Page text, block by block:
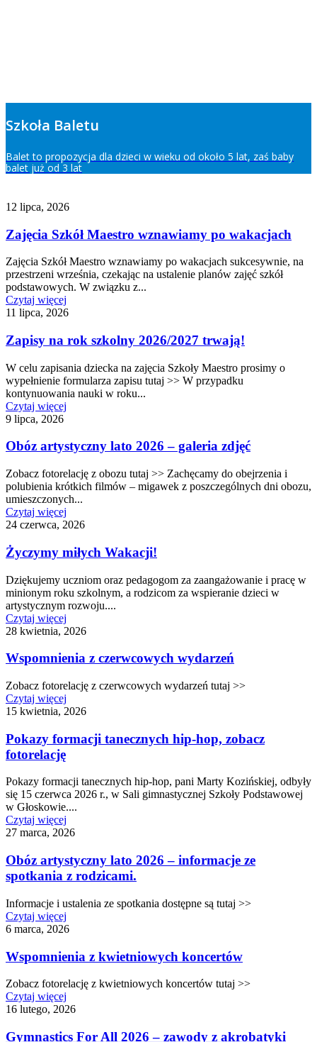
Szkoła Baletu
Balet to propozycja dla dzieci w wieku od około 5 lat, zaś baby
balet już od 3 lat
12 lipca, 2026
Zajęcia Szkół Maestro wznawiamy po wakacjach
Zajęcia Szkół Maestro wznawiamy po wakacjach sukcesywnie, na
przestrzeni września, czekając na ustalenie planów zajęć szkół
podstawowych. W związku z...
Czytaj więcej
11 lipca, 2026
Zapisy na rok szkolny 2026/2027 trwają!
W celu zapisania dziecka na zajęcia Szkoły Maestro prosimy o
wypełnienie formularza zapisu tutaj >> W przypadku
kontynuowania nauki w roku...
Czytaj więcej
9 lipca, 2026
Obóz artystyczny lato 2026 – galeria zdjęć
Zobacz fotorelację z obozu tutaj >> Zachęcamy do obejrzenia i
polubienia krótkich filmów – migawek z poszczególnych dni obozu,
umieszczonych...
Czytaj więcej
24 czerwca, 2026
Życzymy miłych Wakacji!
Dziękujemy uczniom oraz pedagogom za zaangażowanie i pracę w
minionym roku szkolnym, a rodzicom za wspieranie dzieci w
artystycznym rozwoju....
Czytaj więcej
28 kwietnia, 2026
Wspomnienia z czerwcowych wydarzeń
Zobacz fotorelację z czerwcowych wydarzeń tutaj >>
Czytaj więcej
15 kwietnia, 2026
Pokazy formacji tanecznych hip-hop, zobacz
fotorelację
Pokazy formacji tanecznych hip-hop, pani Marty Kozińskiej, odbyły
się 15 czerwca 2026 r., w Sali gimnastycznej Szkoły Podstawowej
w Głoskowie....
Czytaj więcej
27 marca, 2026
Obóz artystyczny lato 2026 – informacje ze
spotkania z rodzicami.
Informacje i ustalenia ze spotkania dostępne są tutaj >>
Czytaj więcej
6 marca, 2026
Wspomnienia z kwietniowych koncertów
Zobacz fotorelację z kwietniowych koncertów tutaj >>
Czytaj więcej
16 lutego, 2026
Gymnastics For All 2026 – zawody z akrobatyki